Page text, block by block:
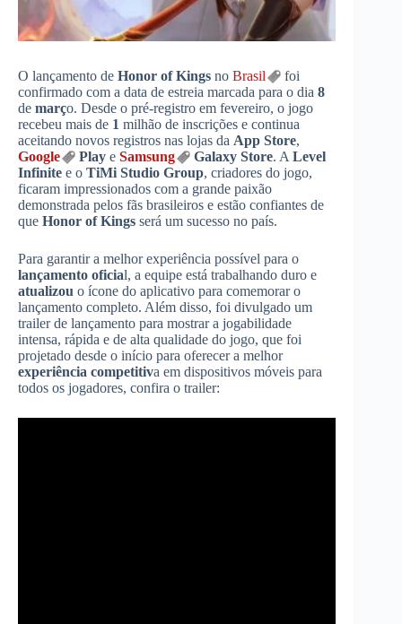
O lançamento de Honor of Kings no Brasil
foi
confirmado com a data de estreia marcada para o dia 8
de março. Desde o pré-registro em fevereiro, o jogo
recebeu mais de 1 milhão de inscrições e continua
aceitando novos registros nas lojas da App Store,
Google
Play e Samsung Galaxy Store. A Level
Infinite e o TiMi Studio Group, criadores do jogo,
ficaram impressionados com a grande paixão
demonstrada pelos fãs brasileiros e estão confiantes de
que Honor of Kings será um sucesso no país.
Para garantir a melhor experiência possível para o
lançamento oficial, a equipe está trabalhando duro e
atualizou o ícone do aplicativo para comemorar o
lançamento completo. Além disso, foi divulgado um
trailer de lançamento para mostrar a jogabilidade
intensa, rápida e de alta qualidade do jogo, que foi
projetado desde o início para oferecer a melhor
experiência competitiva em dispositivos móveis para
todos os jogadores, confira o trailer: